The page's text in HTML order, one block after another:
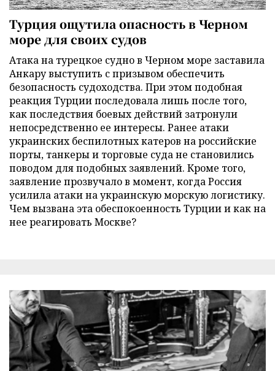
Турция ощутила опасность в Черном
море для своих судов
Атака на турецкое судно в Черном море заставила
Анкару выступить с призывом обеспечить
безопасность судоходства. При этом подобная
реакция Турции последовала лишь после того,
как последствия боевых действий затронули
непосредственно ее интересы. Ранее атаки
украинских беспилотных катеров на российские
порты, танкеры и торговые суда не становились
поводом для подобных заявлений. Кроме того,
заявление прозвучало в момент, когда Россия
усилила атаки на украинскую морскую логистику.
Чем вызвана эта обеспокоенность Турции и как на
нее реагировать Москве?